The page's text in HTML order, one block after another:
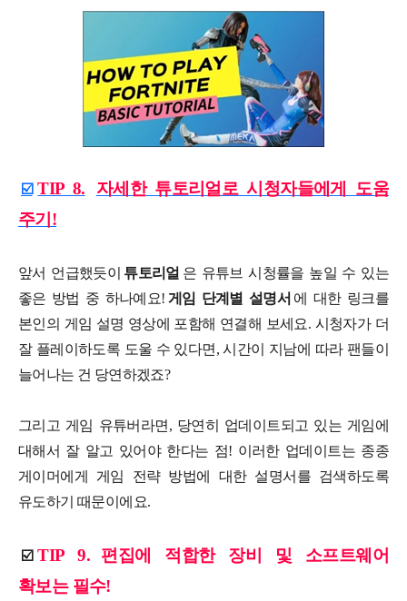
☑️ TIP 8.
자세한 튜토리얼로 시청자들에게 도움
주기!
앞서 언급했듯이 튜토리얼 은 유튜브 시청률을 높일 수 있는
좋은 방법 중 하나예요! 게임 단계별 설명서 에 대한 링크를
본인의 게임 설명 영상에 포함해 연결해 보세요. 시청자가 더
잘 플레이하도록 도울 수 있다면, 시간이 지남에 따라 팬들이
늘어나는 건 당연하겠죠?
그리고 게임 유튜버라면, 당연히 업데이트되고 있는 게임에
대해서 잘 알고 있어야 한다는 점! 이러한 업데이트는 종종
게이머에게 게임 전략 방법에 대한 설명서를 검색하도록
유도하기 때문이에요.
☑️ TIP 9.
편집에 적합한 장비 및 소프트웨어
확보는 필수!